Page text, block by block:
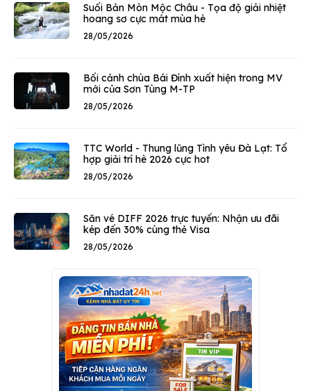
Suối Bản Mòn Mộc Châu - Tọa độ giải nhiệt
hoang sơ cực mát mùa hè
28/05/2026
Bối cảnh chùa Bái Đính xuất hiện trong MV
mới của Sơn Tùng M-TP
28/05/2026
TTC World - Thung lũng Tình yêu Đà Lạt: Tổ
hợp giải trí hè 2026 cực hot
28/05/2026
Săn vé DIFF 2026 trực tuyến: Nhận ưu đãi
kép đến 30% cùng thẻ Visa
28/05/2026